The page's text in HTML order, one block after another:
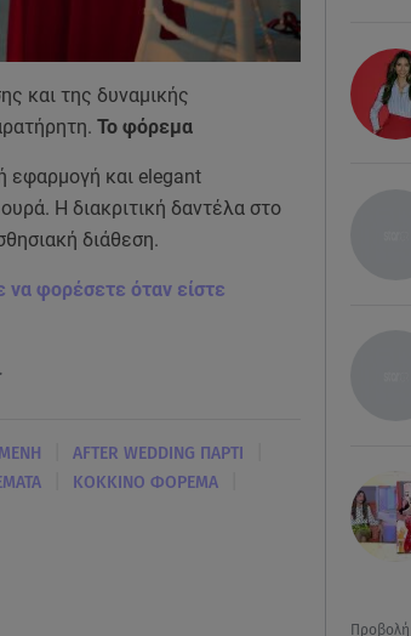
Προβολή
και της δυναμικής
Το φόρεμα
εφαρμογή και elegant
Η διακριτική δαντέλα στο
διάθεση.
να φορέσετε όταν είστε
.
AFTER WEDDING ΠΑΡΤΙ
ΚΟΚΚΙΝΟ ΦΟΡΕΜΑ